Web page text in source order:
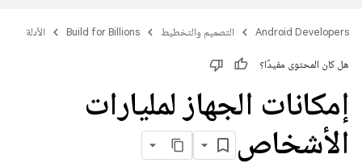
Android Developers التصميم والتخطيط Build for Billions الأدلة
هل كان المحتوى مفيدًا؟
إمكانات الجهاز لمليارات
الأشخاص